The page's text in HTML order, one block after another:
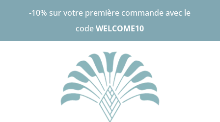
-10% sur votre première commande avec le
codeWELCOME10